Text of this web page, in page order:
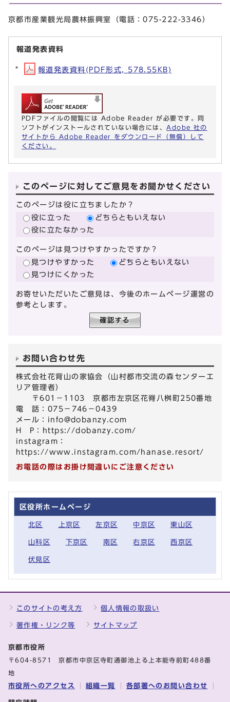
京都市産業観光局農林振興室（電話：075-222-3346）
報道発表資料
報道発表資料(PDF形式, 578.55KB)
PDFファイルの閲覧には Adobe Reader が必要です。同
ソフトがインストールされていない場合には、 Adobe 社の
サイトから Adobe Reader をダウンロード（無償）して
ください。
このページに対してご意見をお聞かせください
このページは役に立ちましたか？
役に立った
どちらともいえない
役に立たなかった
このページは見つけやすかったですか？
見つけやすかった
どちらともいえない
見つけにくかった
お寄せいただいたご意見は、今後のホームページ運営の
参考とします。
お問い合わせ先
株式会社花背山の家協会（山村都市交流の森センターエ
リア管理者）
〒601－1103 京都市左京区花脊八桝町250番地
電 話：075－746－0439
メール： info@dobanzy.com
H P：https://dobanzy.com/
instagram：
https://www.instagram.com/hanase.resort/
お電話の際はお掛け間違いにご注意ください
区役所ホームページ
北区 上京区 左京区 中京区 東山区
山科区 下京区 南区 右京区 西京区
伏見区
このサイトの考え方 個人情報の取扱い
著作権・リンク等 サイトマップ
京都市役所
〒604-8571 京都市中京区寺町通御池上る上本能寺前町488番
地
市役所へのアクセス 組織一覧 各部署へのお問い合わせ